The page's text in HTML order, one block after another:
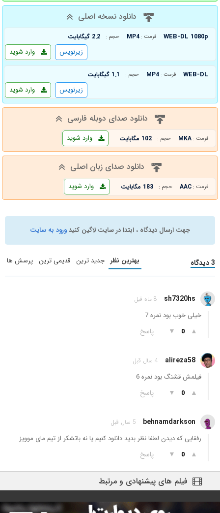
دانلود نسخه اصلی
WEB-DL 1080p فرمت : MP4 حجم : 2.2 گیگابایت
وارد شوید زیرنویس
WEB-DL فرمت : MP4 حجم : 1.1 گیگابایت
وارد شوید زیرنویس
دانلود صدای دوبله فارسی
فرمت : MKA حجم : 102 مگابایت وارد شوید
دانلود صدای زبان اصلی
فرمت : AAC حجم : 183 مگابایت وارد شوید
جهت ارسال دیدگاه ، ابتدا در سایت لاگین کنیدورود به سایت
3 دیدگاه بهترین نظر جدید ترین قدیمی ترین پرسش ها
sh7320hs 8 ماه قبل
خیلی خوب بود نمره 7
▲
0
▼ پاسخ
alireza58 4 سال قبل
فیلمش قشنگ بود نمره 6
▲
0
▼ پاسخ
behnamdarkson 5 سال قبل
رفقایی که دیدن لطفا نظر بدید دانلود کنیم یا نه باتشکر از تیم مای موویز
▲
0
▼ پاسخ
فیلم های پیشنهادی و مرتبط